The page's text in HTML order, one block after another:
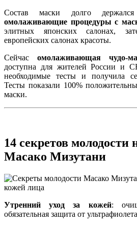
Состав маски долго
омолаживающие процедуры с
элитных японских салонах,
европейских салонах красоты.
Сейчасомолаживающая
доступна для жителей России и
необходимые тесты и получила
Тесты показали 100%
маски.
14 секретов
Масако Мизутани
Утренний уход за кожей:
обязательная защита от